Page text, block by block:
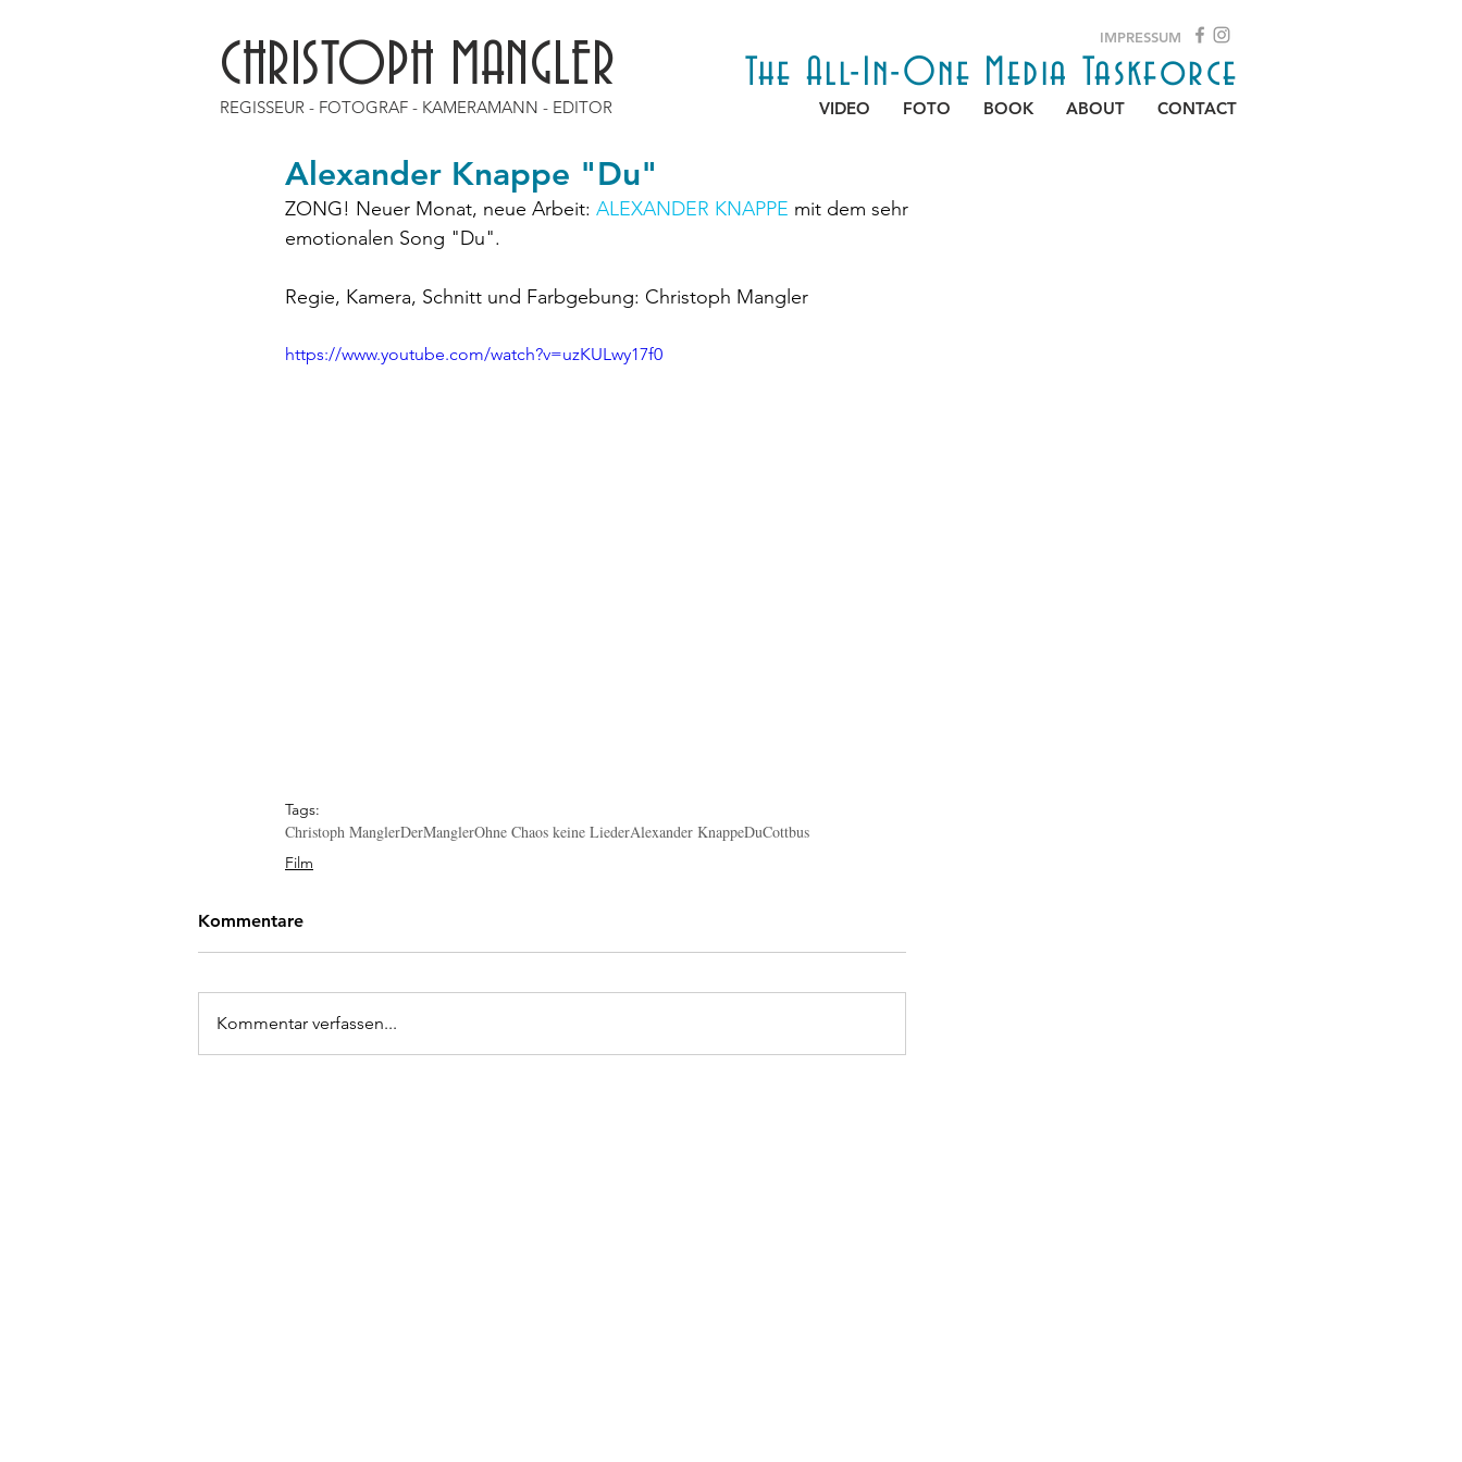
CHRISTOPH MANGLER
REGISSEUR - FOTOGRAF - KAMERAMANN - EDITOR
IMPRESSUM
VIDEO FOTO BOOK ABOUT CONTACT
The All-In-One Media Taskforce
Alexander Knappe "Du"
ZONG! Neuer Monat, neue Arbeit: ALEXANDER KNAPPE mit dem sehr
emotionalen Song "Du".
Regie, Kamera, Schnitt und Farbgebung: Christoph Mangler
https://www.youtube.com/watch?v=uzKULwy17f0
Tags:
Christoph ManglerDerManglerOhne Chaos keine LiederAlexander KnappeDuCottbus
Film
Kommentare
Kommentar verfassen...